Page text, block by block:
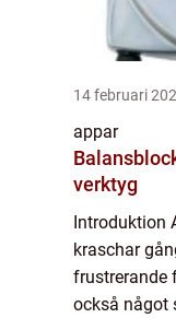
14 februari
appar
verktyg
Introduktion
kraschar
frustrerande
också något